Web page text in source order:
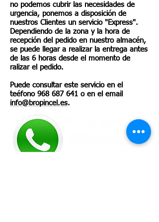
no podemos cubrir las necesidades de
urgencia, ponemos a disposición de
nuestros Clientes un servicio "Express".
Dependiendo de la zona y la hora de
recepción del pedido en nuestro almacén,
se puede llegar a realizar la entrega antes
de las 6 horas desde el momento de
ralizar el pedido.
Puede consultar este servicio en el
teéfono 968 687 641 o en el email
info@bropincel.es.